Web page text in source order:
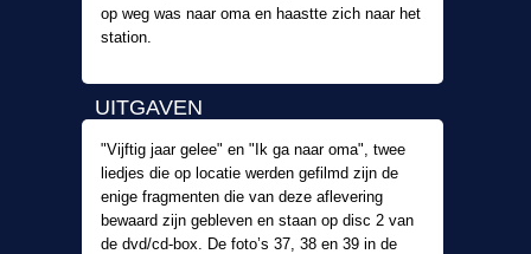
op weg was naar oma en haastte zich naar het
station.
"Vijftig jaar gelee" en "Ik ga naar oma", twee
liedjes die op locatie werden gefilmd zijn de
enige fragmenten die van deze aflevering
bewaard zijn gebleven en staan op disc 2 van
de dvd/cd-box. De foto’s 37, 38 en 39 in de
UITGAVEN